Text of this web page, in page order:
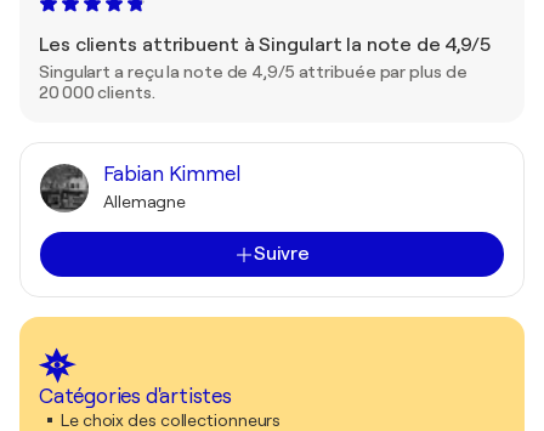
Les clients attribuent à Singulart la note de 4,9/5
Singulart a reçu la note de 4,9/5 attribuée par plus de
20 000 clients.
Fabian Kimmel
Allemagne
Suivre
Catégories d'artistes
Le choix des collectionneurs